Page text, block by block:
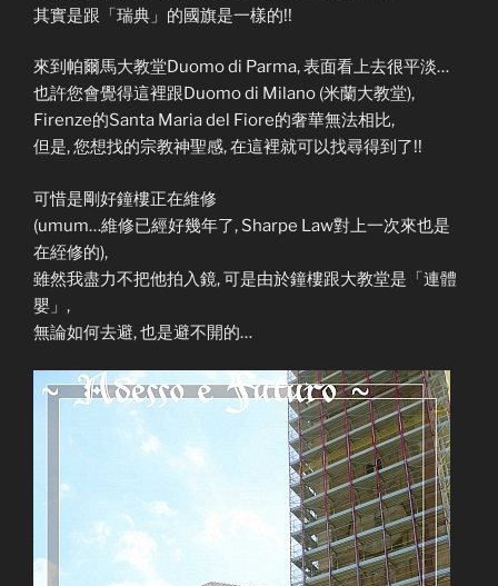
其實是跟「瑞典」的國旗是一樣的!!
來到帕爾馬大教堂Duomo di Parma, 表面看上去很平淡…
也許您會覺得這裡跟Duomo di Milano (米蘭大教堂),
Firenze的Santa Maria del Fiore的奢華無法相比,
但是, 您想找的宗教神聖感, 在這裡就可以找尋得到了!!
可惜是剛好鐘樓正在維修
(umum…維修已經好幾年了, Sharpe Law對上一次來也是
在絰修的),
雖然我盡力不把他拍入鏡, 可是由於鐘樓跟大教堂是「連體
嬰」,
無論如何去避, 也是避不開的…